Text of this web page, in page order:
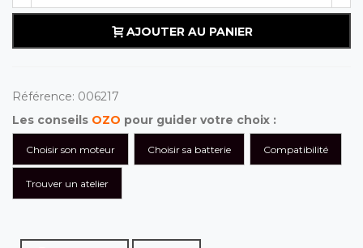
AJOUTER AU PANIER
Référence: 006217
Les conseils OZO pour guider votre choix :
Choisir son moteur Choisir sa batterie Compatibilité
Trouver un atelier